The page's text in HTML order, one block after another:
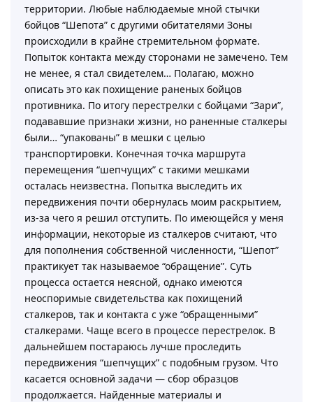
территории. Любые наблюдаемые мной стычки
бойцов “Шепота” с другими обитателями Зоны
происходили в крайне стремительном формате.
Попыток контакта между сторонами не замечено. Тем
не менее, я стал свидетелем… Полагаю, можно
описать это как похищение раненых бойцов
противника. По итогу перестрелки с бойцами “Зари”,
подававшие признаки жизни, но раненные сталкеры
были… “упакованы” в мешки с целью
транспортировки. Конечная точка маршрута
перемещения “шепчущих” с такими мешками
осталась неизвестна. Попытка выследить их
передвижения почти обернулась моим раскрытием,
из-за чего я решил отступить. По имеющейся у меня
информации, некоторые из сталкеров считают, что
для пополнения собственной численности, “Шепот”
практикует так называемое “обращение”. Суть
процесса остается неясной, однако имеются
неоспоримые свидетельства как похищений
сталкеров, так и контакта с уже “обращенными”
сталкерами. Чаще всего в процессе перестрелок. В
дальнейшем постараюсь лучше проследить
передвижения “шепчущих” с подобным грузом. Что
касается основной задачи — сбор образцов
продолжается. Найденные материалы и